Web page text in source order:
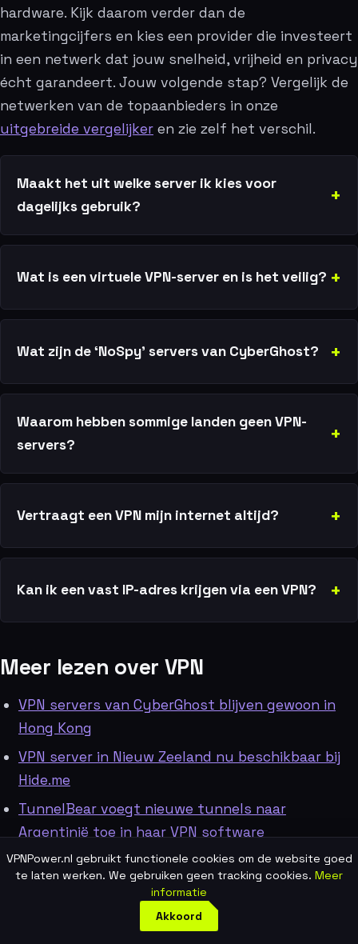
hardware. Kijk daarom verder dan de
marketingcijfers en kies een provider die investeert
in een netwerk dat jouw snelheid, vrijheid en privacy
écht garandeert. Jouw volgende stap? Vergelijk de
netwerken van de topaanbieders in onze
uitgebreide vergelijker en zie zelf het verschil.
Maakt het uit welke server ik kies voor
dagelijks gebruik?
Wat is een virtuele VPN-server en is het veilig?
Wat zijn de ‘NoSpy’ servers van CyberGhost?
Waarom hebben sommige landen geen VPN-
servers?
Vertraagt een VPN mijn internet altijd?
Kan ik een vast IP-adres krijgen via een VPN?
Meer lezen over VPN
VPN servers van CyberGhost blijven gewoon in
Hong Kong
VPN server in Nieuw Zeeland nu beschikbaar bij
Hide.me
TunnelBear voegt nieuwe tunnels naar
Argentinië toe in haar VPN software
TunnelBear schakelt al haar Hong Kong VPN
servers uit
TunnelBear omzeilt internetcensuur in Iran en
geeft 10GB per maand gratis
VPNPower.nl gebruikt functionele cookies om de website goed
te laten werken. We gebruiken geen tracking cookies. Meer
informatie
Akkoord